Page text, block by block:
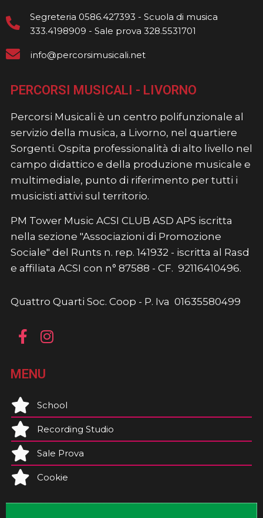
Segreteria 0586.427393 - Scuola di musica
333.4198909 - Sale prova 328.5531701
info@percorsimusicali.net
PERCORSI MUSICALI - LIVORNO
Percorsi Musicali è un centro polifunzionale al
servizio della musica, a Livorno, nel quartiere
Sorgenti. Ospita professionalità di alto livello nel
campo didattico e della produzione musicale e
multimediale, punto di riferimento per tutti i
musicisti attivi sul territorio.
PM Tower Music ACSI CLUB ASD APS iscritta
nella sezione "Associazioni di Promozione
Sociale" del Runts n. rep. 141932 - iscritta al Rasd
e affiliata ACSI con n° 87588 - CF. 92116410496.
Quattro Quarti Soc. Coop - P. Iva 01635580499
MENU
School
Recording Studio
Sale Prova
Cookie